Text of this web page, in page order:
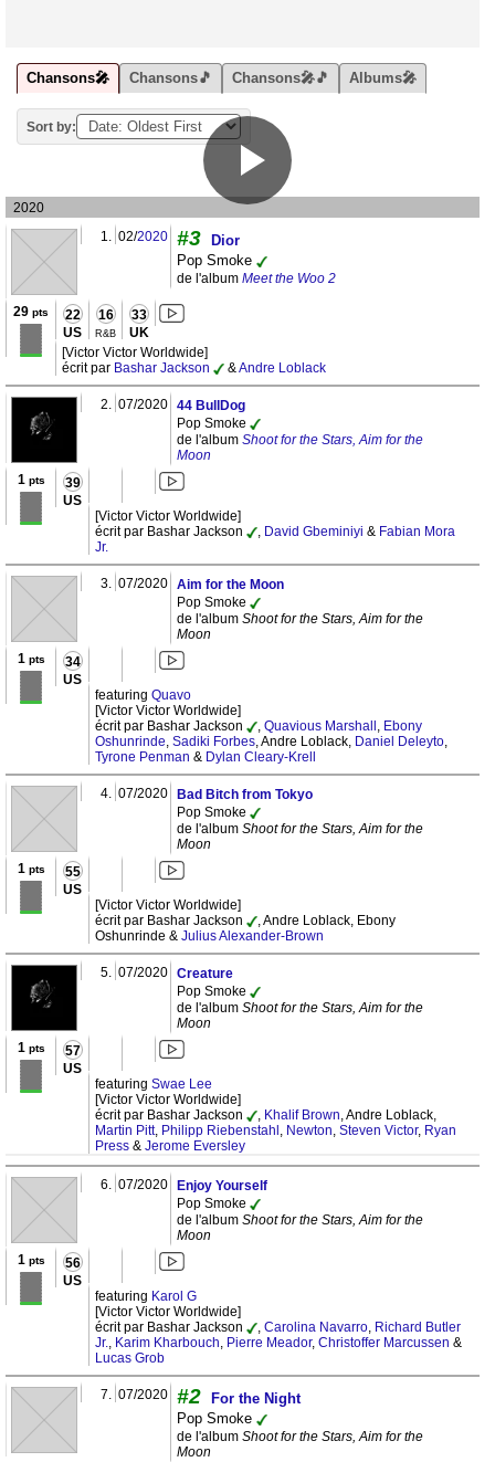
Chansons🎤 Chansons🎵 Chansons🎤🎵 Albums🎤
Sort by:
2020
1. 02/2020 #3
Dior
Pop Smoke
de l'album Meet the Woo 2
29 pts 22
US
16
R&B
33
UK
[Victor Victor Worldwide]
écrit par Bashar Jackson &Andre Loblack
2. 07/2020 44 BullDog
Pop Smoke
de l'album Shoot for the Stars, Aim for the
Moon
1 pts 39
US
[Victor Victor Worldwide]
écrit par Bashar Jackson
, David Gbeminiyi & Fabian Mora
Jr.
3. 07/2020 Aim for the Moon
Pop Smoke
de l'album Shoot for the Stars, Aim for the
Moon
1 pts 34
US
featuring Quavo
[Victor Victor Worldwide]
écrit par Bashar Jackson
, Quavious Marshall , Ebony
Oshunrinde, Sadiki Forbes, Andre Loblack, Daniel Deleyto,
Tyrone Penman & Dylan Cleary-Krell
4. 07/2020
Bad Bitch from Tokyo
Pop Smoke
de l'album Shoot for the Stars, Aim for the
Moon
1 pts 55
US
[Victor Victor Worldwide]
écrit par Bashar Jackson
, Andre Loblack, Ebony
Oshunrinde & Julius Alexander-Brown
5. 07/2020 Creature
Pop Smoke
de l'album Shoot for the Stars, Aim for the
Moon
1 pts 57
US
featuring Swae Lee
[Victor Victor Worldwide]
écrit par Bashar Jackson
, Khalif Brown, Andre Loblack,
Martin Pitt, Philipp Riebenstahl , Newton, Steven Victor, Ryan
Press & Jerome Eversley
6. 07/2020
Enjoy Yourself
Pop Smoke
de l'album Shoot for the Stars, Aim for the
Moon
1 pts 56
US
featuring Karol G
[Victor Victor Worldwide]
écrit par Bashar Jackson
, Carolina Navarro, Richard Butler
Jr., Karim Kharbouch, Pierre Meador, Christoffer Marcussen &
Lucas Grob
7. 07/2020 #2
For the Night
Pop Smoke
de l'album Shoot for the Stars, Aim for the
Moon